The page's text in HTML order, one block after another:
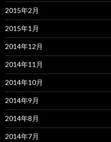
2015年2月
2015年1月
2014年12月
2014年11月
2014年10月
2014年9月
2014年8月
2014年7月